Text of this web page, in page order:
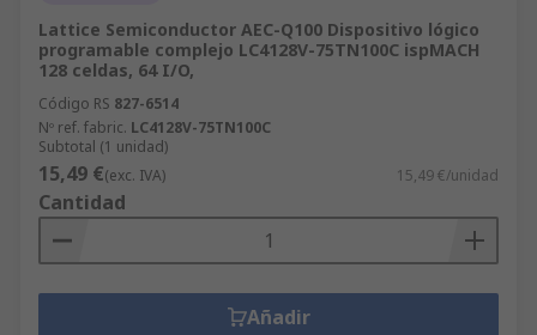
Lattice Semiconductor AEC-Q100 Dispositivo lógico
programable complejo LC4128V-75TN100C ispMACH
128 celdas, 64 I/O,
Código RS 827-6514
Nº ref. fabric. LC4128V-75TN100C
Subtotal (1 unidad)
15,49 €(exc. IVA) 15,49 €/unidad
Cantidad
Añadir